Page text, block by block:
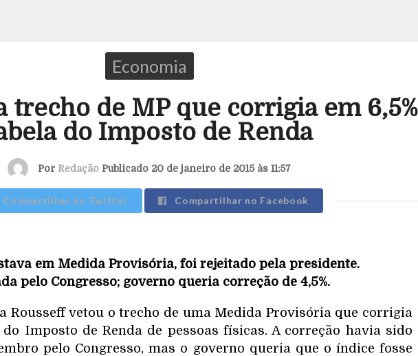
Economia
trecho de MP que corrigia em 6,5%
do Imposto de Renda
Por Redação Publicado 20 de janeiro de 2015 às 11:57
Compartilhar no Twitter Compartilhar no Facebook
em Medida Provisória, foi rejeitado pela presidente.
pelo Congresso; governo queria correção de 4,5%.
Rousseff vetou o trecho de uma Medida Provisória que corrigia
do Imposto de Renda de pessoas físicas. A correção havia sido
pelo Congresso, mas o governo queria que o índice fosse